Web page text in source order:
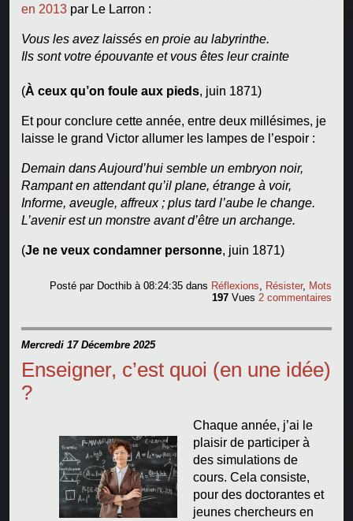
en 2013par Le Larron :
Vous les avez laissés en proie au labyrinthe.
Ils sont votre épouvante et vous êtes leur crainte
(À ceux qu’on foule aux pieds, juin 1871)
Et pour conclure cette année, entre deux millésimes, je
laisse le grand Victor allumer les lampes de l’espoir :
Demain dans Aujourd’hui semble un embryon noir,
Rampant en attendant qu’il plane, étrange à voir,
Informe, aveugle, affreux ; plus tard l’aube le change.
L’avenir est un monstre avant d’être un archange.
(Je ne veux condamner personne, juin 1871)
Posté par Docthib à 08:24:35dans Réflexions Résister, Mots
197 Vues 2 commentaires
Mercredi 17 Décembre 2025
Enseigner, c’est quoi (en une idée)
?
Chaque année, j’ai le
plaisir de participer à
des simulations de
cours. Cela consiste,
pour des doctorantes et
jeunes chercheurs en